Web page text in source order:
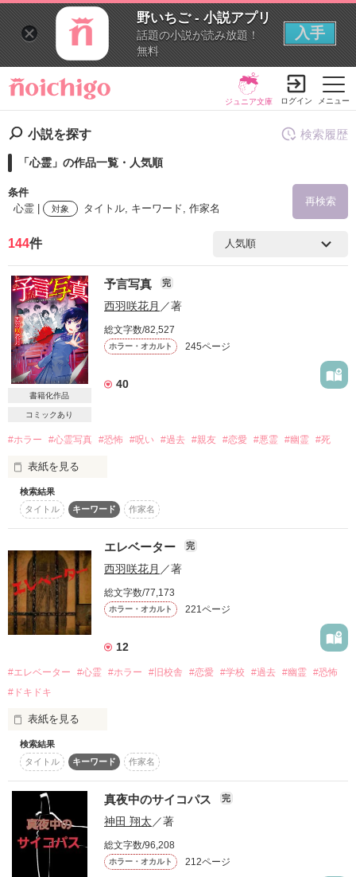
野いちご - 小説アプリ
話題の小説が読み放題！
無料
入手
メニュー
ジュニア文庫 ログイン
小説を探す
「心霊」の作品一覧・人気順
条件
心霊 |
対象 タイトル, キーワード, 作家名
再検索
検索ワード
詳しく検索
検索対象
タイトル
あらすじ
ジャンル
ステータス 全て 完結
作品の長さ 長編 中編 短編
ャレンジ！～
500文字の不気味なテスト、募集中。
200文字でゾッ！こわい短編コンテスト
スターツ出版小説投稿サイト合同企画「1話からの長編大
賞」野いちご！会場
その他の条件 動画あり コミックあり
検索履歴
144件
書籍化作品
コミックあり
予言写真 完
西羽咲花月 ／著
総文字数/82,527
ホラー・オカルト 245ページ
40
#ホラー #心霊写真 #恐怖 #呪い #過去 #親友 #恋愛 #悪霊 #幽霊 #死
表紙を見る
「予言写真」
それは幼馴染みたちと撮影した記念写真だった
高校入学を祝い、街を見渡せる丘に向かった
そこには薄汚れた「立ち入り禁止」の看板と
今にも千切れそうなロープ
簡単に踏み込めるその場所に、あたしたちは足を踏み入れてし
まったのだ…
2017/3/19～2017/4/14
検索結果
タイトル
キーワード 作家名
エレベーター 完
西羽咲花月 ／著
総文字数/77,173
ホラー・オカルト 221ページ
12
#エレベーター #心霊 #ホラー #旧校舎 #恋愛 #学校 #過去 #幽霊 #恐怖
#ドキドキ
表紙を見る
「エレベーター」
古い建物に増築が重ねでできたつぎはぎ校舎
その校舎にはある噂話があった
放課後１人でいると
検索結果
タイトル
キーワード 作家名
真夜中のサイコパス 完
神田 翔太 ／著
総文字数/96,208
ホラー・オカルト 212ページ